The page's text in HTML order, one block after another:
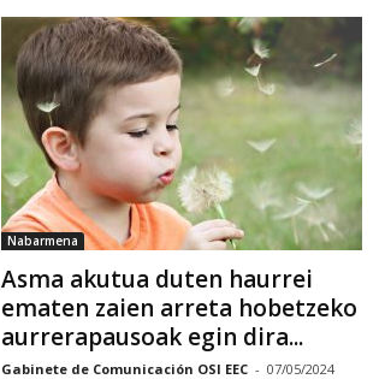
Nabarmena
Asma akutua duten haurrei
ematen zaien arreta hobetzeko
aurrerapausoak egin dira...
Gabinete de Comunicación OSI EEC - 07/05/2024